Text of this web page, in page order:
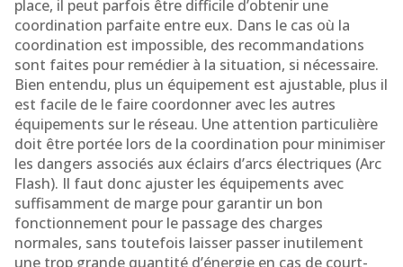
place, il peut parfois être difficile d’obtenir une
coordination parfaite entre eux. Dans le cas où la
coordination est impossible, des recommandations
sont faites pour remédier à la situation, si nécessaire.
Bien entendu, plus un équipement est ajustable, plus il
est facile de le faire coordonner avec les autres
équipements sur le réseau. Une attention particulière
doit être portée lors de la coordination pour minimiser
les dangers associés aux éclairs d’arcs électriques (Arc
Flash). Il faut donc ajuster les équipements avec
suffisamment de marge pour garantir un bon
fonctionnement pour le passage des charges
normales, sans toutefois laisser passer inutilement
une trop grande quantité d’énergie en cas de court-